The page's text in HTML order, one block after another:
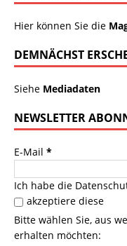
Hier können Sie die
DEMNÄCHST
Siehe Mediadaten
NEWSLETTER
E-Mail *
Ich habe die
akzeptiere diese
Bitte wählen Sie, aus
erhalten möchten: